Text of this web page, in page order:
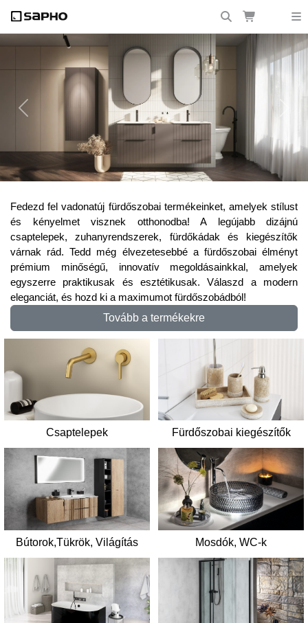
Previous
trendekkel!
Fedezd fel vadonatúj fürdőszobai termékeinket, amelyek stílust
és kényelmet visznek otthonodba! A legújabb dizájnú
csaptelepek, zuhanyrendszerek, fürdőkádak és kiegészítők
várnak rád. Tedd még élvezetesebbé a fürdőszobai élményt
prémium minőségű, innovatív megoldásainkkal, amelyek
egyszerre praktikusak és esztétikusak. Válaszd a modern
eleganciát, és hozd ki a maximumot fürdőszobádból!
Tovább a termékekre
Csaptelepek Fürdőszobai kiegészítők
Bútorok,Tükrök, Világítás Mosdók, WC-k